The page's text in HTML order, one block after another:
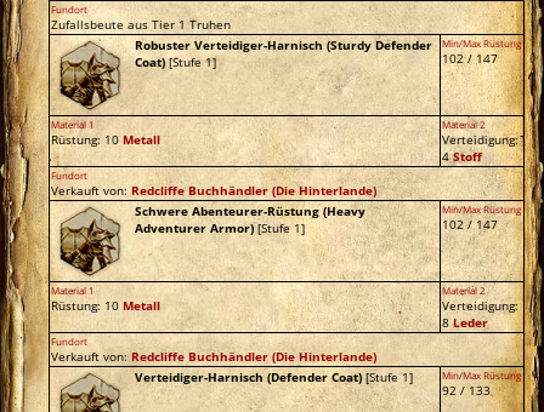
Fundort
Zufallsbeute aus Tier 1 Truhen
Robuster Verteidiger-Harnisch (Sturdy Defender
Coat)[Stufe 1]
Min/Max Rüstung
102 / 147
Material 1
Rüstung: 10Metall
Material 2
Verteidigung:
4Stoff
Fundort
Verkauft von:Redcliffe Buchhändler (Die Hinterlande)
Schwere Abenteurer-Rüstung (Heavy
Adventurer Armor)[Stufe 1]
Min/Max Rüstung
102 / 147
Material 1
Rüstung: 10Metall
Material 2
Verteidigung:
8Leder
Fundort
Verkauft von:Redcliffe Buchhändler (Die Hinterlande)
Verteidiger-Harnisch (Defender Coat)[Stufe 1] Min/Max Rüstung
92 / 133